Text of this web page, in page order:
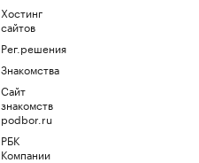
Хостинг
сайтов
Рег.решения
Знакомства
Сайт
знакомств
podbor.ru
РБК
Компании